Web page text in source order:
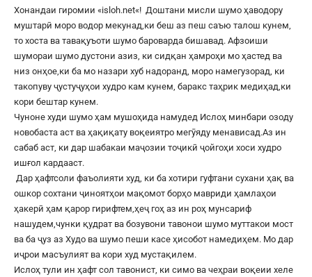
Хонандаи гиромии «isloh.net«! Доштани мисли шумо ҳаводору
муштарӣ моро водор мекунад,ки беш аз пеш саъю талош кунем,
то хоста ва тавақуъоти шумо бароварда бишавад. Афзоиши
шумораи шумо дустони азиз, ки сидқан ҳамроҳи мо ҳастед ва
низ онҳое,ки ба мо назари хуб надоранд, моро намегузорад, ки
такопуву ҷустуҷуҳои худро кам кунем, баракс таҳрик медиҳад,ки
кори бештар кунем.
Чуноне худи шумо ҳам мушоҳида намудед Ислоҳ минбари озоду
новобаста аст ва ҳақиқату воқеиятро мегӯяду менависад.Аз ин
сабаб аст, ки дар шабакаи маҷозии тоҷикӣ ҷойгоҳи хоси худро
ишғол кардааст.
Дар ҳафтсоли фаъолияти худ, ки ба хотири гуфтани сухани ҳақ ва
ошкор сохтани ҷиноятҳои мақомот борҳо мавриди ҳамлаҳои
ҳакерӣ ҳам қарор гирифтем,ҳеҷ гоҳ аз ин роҳ мунсариф
нашудем,чунки қудрат ва бозувони тавонои шумо муттакои мост
ва ба ҷуз аз Худо ва шумо пеши касе ҳисобот намедиҳем. Мо дар
иҷрои масъулият ва кори худ мустақилем.
Ислоҳ тули ин ҳафт сол тавонист, ки симо ва чеҳраи воқеии хеле